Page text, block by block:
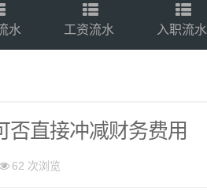
水 工资流水 入职流水
否直接冲减财务费用
62 次浏览